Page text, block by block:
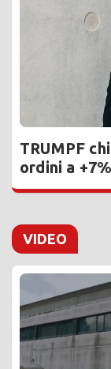
TRUMPF
ordini a
VIDEO